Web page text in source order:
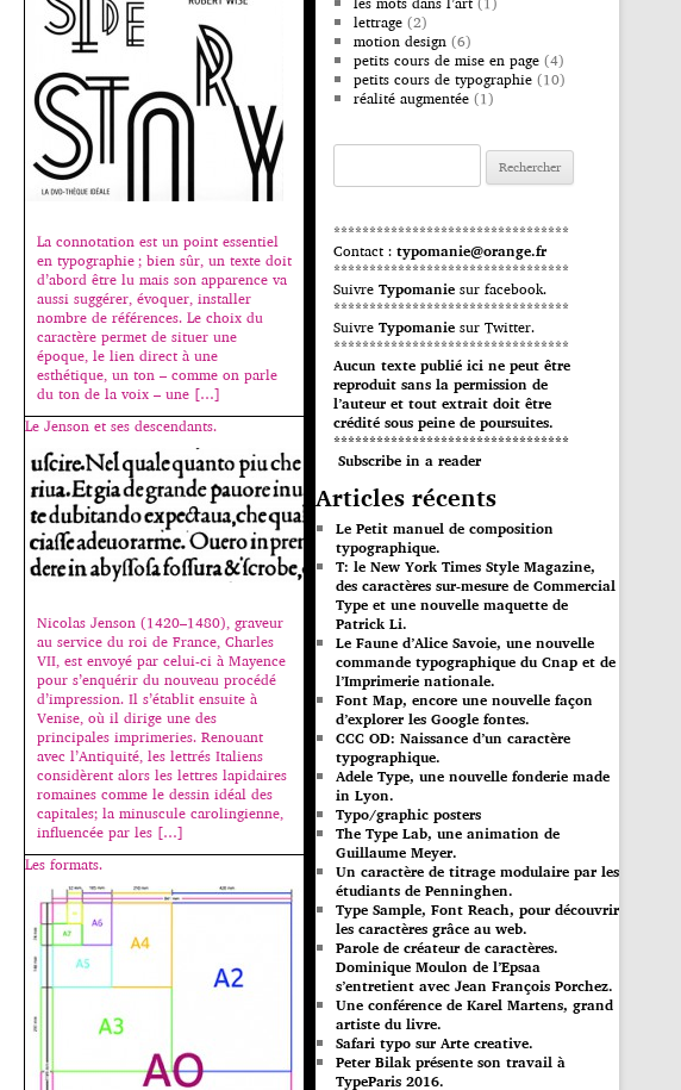
La connotation est un point essentiel
en typographie ; bien sûr, un texte doit
d’abord être lu mais son apparence va
aussi suggérer, évoquer, installer
nombre de références. Le choix du
caractère permet de situer une
époque, le lien direct à une
esthétique, un ton – comme on parle
du ton de la voix – une […]
Le Jenson et ses descendants.
Nicolas Jenson (1420–1480), graveur
au service du roi de France, Charles
VII, est envoyé par celui-ci à Mayence
pour s’enquérir du nouveau procédé
d’impression. Il s’établit ensuite à
Venise, où il dirige une des
principales imprimeries. Renouant
avec l’Antiquité, les lettrés Italiens
considèrent alors les lettres lapidaires
romaines comme le dessin idéal des
capitales; la minuscule carolingienne,
influencée par les […]
Les formats.
lettrage (2)
motion design (6)
petits cours de mise en page (4)
petits cours de typographie (10)
réalité augmentée (1)
Rechercher :
*********************************
Contact : typomanie@orange.fr
*********************************
Suivre Typomanie sur facebook.
*********************************
Suivre Typomanie sur Twitter.
*********************************
Aucun texte publié ici ne peut être
reproduit sans la permission de
l’auteur et tout extrait doit être
crédité sous peine de poursuites.
*********************************
Subscribe in a reader
Articles récents
Le Petit manuel de composition
typographique.
T: le New York Times Style Magazine,
des caractères sur-mesure de Commercial
Type et une nouvelle maquette de
Patrick Li.
Le Faune d’Alice Savoie, une nouvelle
commande typographique du Cnap et de
l’Imprimerie nationale.
Font Map, encore une nouvelle façon
d’explorer les Google fontes.
CCC OD: Naissance d’un caractère
typographique.
Adele Type, une nouvelle fonderie made
in Lyon.
Typo/graphic posters
The Type Lab, une animation de
Guillaume Meyer.
Un caractère de titrage modulaire par les
étudiants de Penninghen.
Type Sample, Font Reach, pour découvrir
les caractères grâce au web.
Parole de créateur de caractères.
Dominique Moulon de l’Epsaa
s’entretient avec Jean François Porchez.
Une conférence de Karel Martens, grand
artiste du livre.
Safari typo sur Arte creative.
Peter Bilak présente son travail à
TypeParis 2016.